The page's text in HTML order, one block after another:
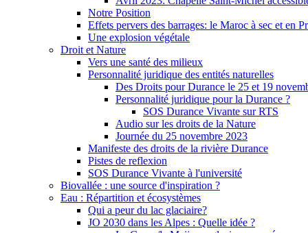
Notre Position
Effets pervers des barrages: le Maroc à sec et en
Une explosion végétale
Droit et Nature
Vers une santé des milieux
Personnalité juridique des entités naturelles
Des Droits pour Durance le 25 et 19
Personnalité juridique pour la Durance ?
SOS Durance Vivante sur RTS
Audio sur les droits de la Nature
Journée du 25 novembre 2023
Manifeste des droits de la rivière Durance
Pistes de reflexion
SOS Durance Vivante à l'université
Biovallée : une source d'inspiration ?
Eau : Répartition et écosystèmes
Qui a peur du lac glaciaire?
JO 2030 dans les Alpes : Quelle idée ?